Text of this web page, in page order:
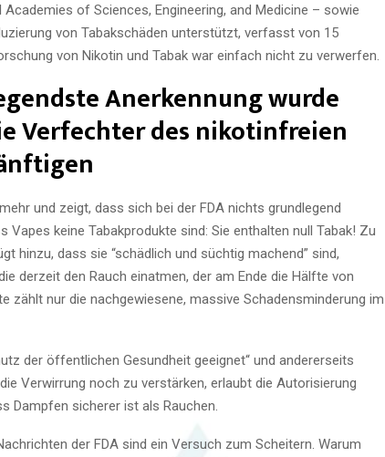
of Sciences, Engineering, and Medicine – sowie
von Tabakschäden unterstützt, verfasst von 15
von Nikotin und Tabak war einfach nicht zu verwerfen.
Anerkennung wurde
Verfechter des nikotinfreien
und zeigt, dass sich bei der FDA nichts grundlegend
keine Tabakprodukte sind: Sie enthalten null Tabak! Zu
hinzu, dass sie “schädlich und süchtig machend” sind,
derzeit den Rauch einatmen, der am Ende die Hälfte von
zählt nur die nachgewiesene, massive Schadensminderung im
der öffentlichen Gesundheit geeignet“ und andererseits
Verwirrung noch zu verstärken, erlaubt die Autorisierung
Dampfen sicherer ist als Rauchen.
der FDA sind ein Versuch zum Scheitern. Warum